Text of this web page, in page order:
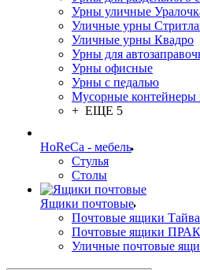
Урны уличные
Уличные урны
Уличные урны Квадро
Урны для
Урны офисные
Урны с педалью
Мусорные контейнеры
+ ЕЩЕ 5
HoReCa - мебель
Стулья
Столы
Ящики почтовые
Почтовые ящики
Почтовые ящики
Уличные почтовые